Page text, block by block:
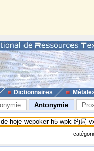
Dictionnaires
Antonymie